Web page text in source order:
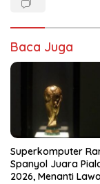
Baca Juga
Superkomputer
Spanyol Juara
2026, Menanti